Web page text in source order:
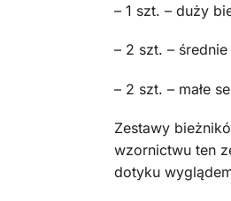
– 1 szt. – duży
– 2 szt. –
– 2 szt. – małe
Zestawy
wzornictwu ten
dotyku